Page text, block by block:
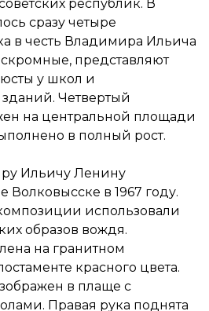
республик. В
сразу четыре
в честь Владимира Ильича
представляют
у школ и
Четвертый
на центральной площади
в полный рост.
Ильичу Ленину
Волковысске в 1967 году.
использовали
образов вождя.
на гранитном
красного цвета.
в плаще с
Правая рука поднята